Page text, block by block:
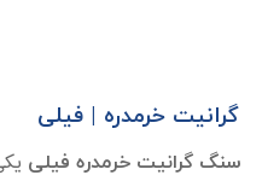
گرانیت خرمدره | فیلی
سنگ گرانیت خرمدره فیلی